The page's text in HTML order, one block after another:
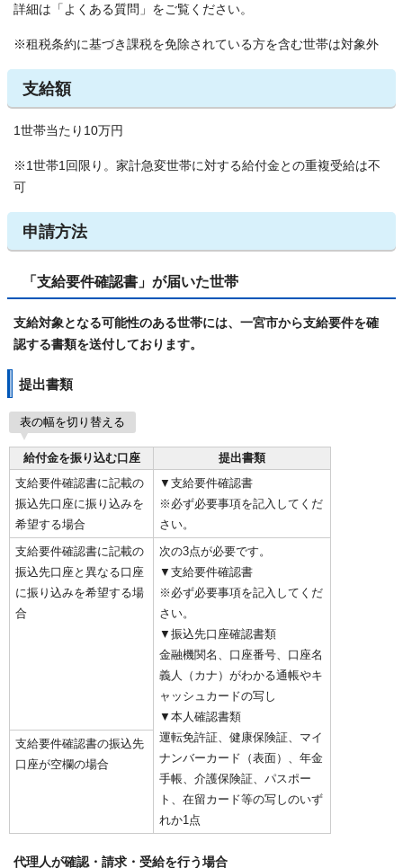
詳細は「よくある質問」をご覧ください。
※租税条約に基づき課税を免除されている方を含む世帯は対象外
支給額
1世帯当たり10万円
※1世帯1回限り。家計急変世帯に対する給付金との重複受給は不
可
申請方法
「支給要件確認書」が届いた世帯
支給対象となる可能性のある世帯には、一宮市から支給要件を確
認する書類を送付しております。
提出書類
表の幅を切り替える
給付金を振り込む口座
提出書類
支給要件確認書に記載の
振込先口座に振り込みを
希望する場合
▼支給要件確認書
※必ず必要事項を記入してくだ
さい。
支給要件確認書に記載の
振込先口座と異なる口座
に振り込みを希望する場
合
次の3点が必要です。
▼支給要件確認書
※必ず必要事項を記入してくだ
さい。
▼振込先口座確認書類
金融機関名、口座番号、口座名
義人（カナ）がわかる通帳やキ
ャッシュカードの写し
▼本人確認書類
運転免許証、健康保険証、マイ
ナンバーカード（表面）、年金
手帳、介護保険証、パスポー
ト、在留カード等の写しのいず
れか1点
支給要件確認書の振込先
口座が空欄の場合
代理人が確認・請求・受給を行う場合